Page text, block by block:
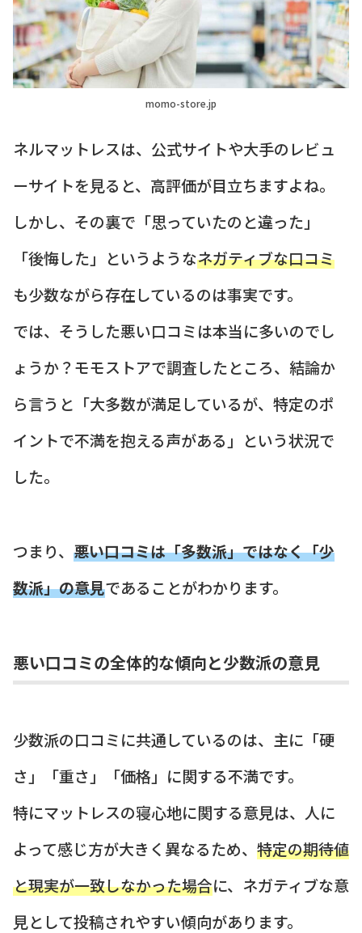
momo-store.jp
ネルマットレスは、公式サイトや大手のレビュ
ーサイトを見ると、高評価が目立ちますよね。
しかし、その裏で「思っていたのと違った」
「後悔した」というようなネガティブな口コミ
も少数ながら存在しているのは事実です。
では、そうした悪い口コミは本当に多いのでし
ょうか？モモストアで調査したところ、結論か
ら言うと「大多数が満足しているが、特定のポ
イントで不満を抱える声がある」という状況で
した。
つまり、 悪い口コミは「多数派」ではなく「少
数派」の意見であることがわかります。
悪い口コミの全体的な傾向と少数派の意見
少数派の口コミに共通しているのは、主に「硬
さ」「重さ」「価格」に関する不満です。
特にマットレスの寝心地に関する意見は、人に
よって感じ方が大きく異なるため、 特定の期待値
と現実が一致しなかった場合に、ネガティブな意
見として投稿されやすい傾向があります。